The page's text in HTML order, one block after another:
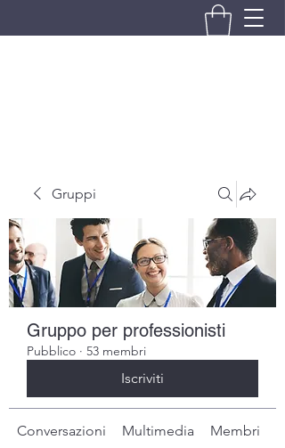
Gruppi
Gruppo per professionisti
Pubblico · 53 membri
Iscriviti
Conversazioni Multimedia Membri